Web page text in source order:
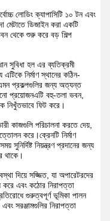
লোডিং ক্যাপাসিটি ১০ টন এবং
মেটাতে ডিজাইন করা একটি
থেকে শুরু করে বড় শিল্প
সুবিধা হল এর ব্যতিক্রমী
নির্মাণ স্থানের কঠিন-
প্রকল্পগুলির জন্য অত্যন্ত
প্রয়োজনএটি বহু-তলা ভবন,
নিখুঁতভাবে ফিট করে।
কাজগুলি পরিচালনা করতে দেয়,
করে।ক্রেনটি নির্মাণ
সুনির্দিষ্ট নিয়ন্ত্রণ প্রদানের জন্য
থাকে।
দিয়ে সজ্জিত, যা অপারেটরদের
করে এবং কঠোর নিরাপত্তা
গুরুত্বপূর্ণ ভূমিকা পালন
সরঞ্জামগুলির নিরাপত্তা